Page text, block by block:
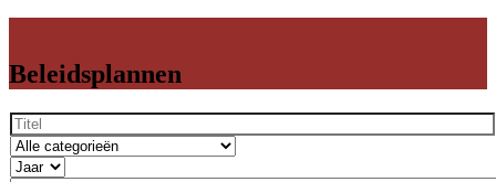
Beleidsplannen